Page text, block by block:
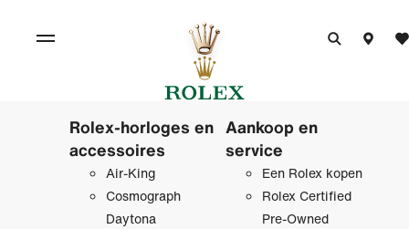
Rolex-horloges en
accessoires
Air-King
Cosmograph
Daytona
Aankoop en
service
Een Rolex kopen
Rolex Certified
Pre‑Owned